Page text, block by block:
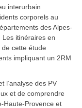
interurbain
corporels au
des Alpes-
itinéraires en
cette étude
impliquant un 2RM
l’analyse des PV
et de comprendre
Haute-Provence et